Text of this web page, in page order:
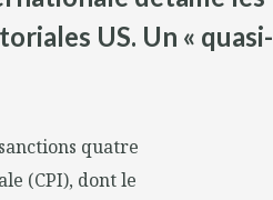
US. Un « quasi-
quatre
(CPI), dont le